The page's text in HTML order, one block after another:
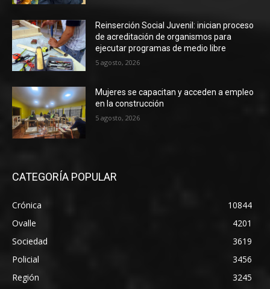
Reinserción Social Juvenil: inician proceso
de acreditación de organismos para
ejecutar programas de medio libre
5 agosto, 2026
Mujeres se capacitan y acceden a empleo
en la construcción
5 agosto, 2026
CATEGORÍA POPULAR
Crónica
10844
Ovalle
4201
Sociedad
3619
Policial
3456
Región
3245